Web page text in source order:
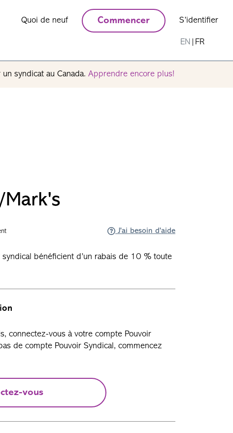
Quoi de neuf Commencer S’identifier
EN FR
syndicat au Canada. Apprendre encore plus!
Mark's
J'ai besoin d'aide
bénéficient d’un rabais de 10 % toute
connectez-vous à votre compte Pouvoir
de compte Pouvoir Syndical, commencez
vous